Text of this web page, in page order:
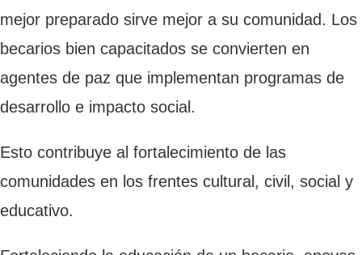
mejor preparado sirve mejor a su comunidad. Los
becarios bien capacitados se convierten en
agentes de paz que implementan programas de
desarrollo e impacto social.
Esto contribuye al fortalecimiento de las
comunidades en los frentes cultural, civil, social y
educativo.